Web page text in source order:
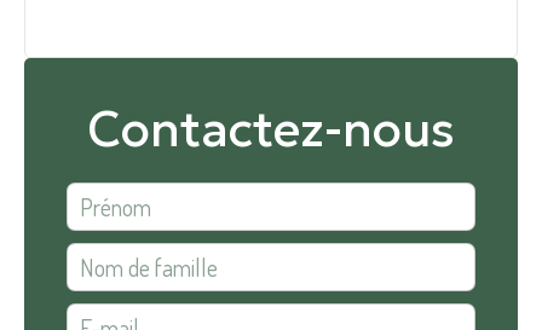
Contactez-nous